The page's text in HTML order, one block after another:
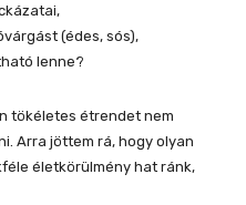
(édes, sós),
lenne?
tökéletes étrendet nem
Arra jöttem rá, hogy olyan
életkörülmény hat ránk,